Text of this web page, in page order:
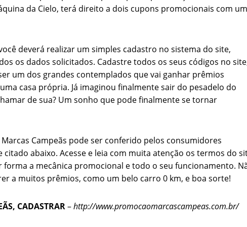
da Cielo, terá direito a dois cupons promocionais com um
deverá realizar um simples cadastro no sistema do site,
os dados solicitados. Cadastre todos os seus códigos no
um dos grandes contemplados que vai ganhar prêmios
casa própria. Já imaginou finalmente sair do pesadelo do
de sua? Um sonho que pode finalmente se tornar
Campeãs pode ser conferido pelos consumidores
abaixo. Acesse e leia com muita atenção os termos do
a mecânica promocional e todo o seu funcionamento.
a muitos prêmios, como um belo carro 0 km, e boa sorte!
CADASTRAR–http://www.promocaomarcascampeas.com.br/